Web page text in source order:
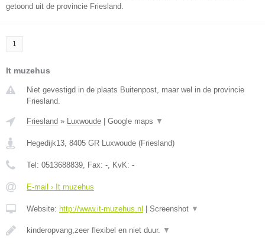
getoond uit de provincie Friesland.
1
It muzehus
Niet gevestigd in de plaats Buitenpost, maar wel in de provincie
Friesland.
Friesland » Luxwoude Google maps ▼
Hegedijk13, 8405 GR Luxwoude (Friesland)
Tel: 0513688839, Fax: -, KvK: -
E-mail › It muzehus
Website: http://www.it-muzehus.nl Screenshot ▼
kinderopvang,zeer flexibel en niet duur. ▼